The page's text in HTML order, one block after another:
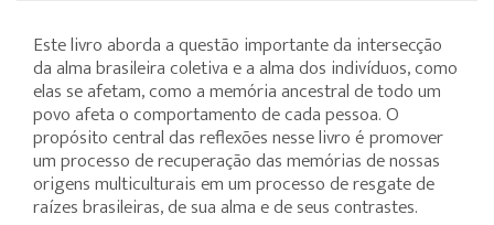
Este livro aborda a questão importante da intersecção
da alma brasileira coletiva e a alma dos indivíduos, como
elas se afetam, como a memória ancestral de todo um
povo afeta o comportamento de cada pessoa. O
propósito central das reflexões nesse livro é promover
um processo de recuperação das memórias de nossas
origens multiculturais em um processo de resgate de
raízes brasileiras, de sua alma e de seus contrastes.